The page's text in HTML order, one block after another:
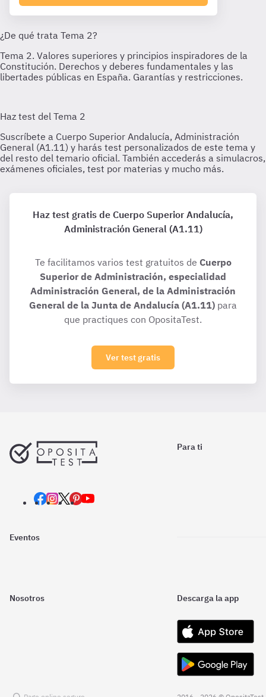
Haz test gratis de Cuerpo Superior Andalucía,
Administración General (A1.11)
Te facilitamos varios test gratuitos de Cuerpo
Superior de Administración, especialidad
Administración General, de la Administración
General de la Junta de Andalucía (A1.11) para
que practiques con OpositaTest.
Ver test gratis
Para ti
Eventos
Nosotros Descarga la app